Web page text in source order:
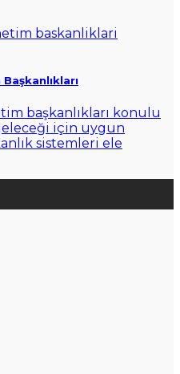
başkanlıkları konulu
için uygun
sistemleri ele